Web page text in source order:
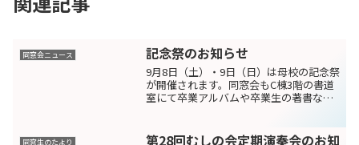
同窓会ニュース 記念祭のお知らせ
9月8日（土）・9日（日）は母校の記念祭
が開催されます。同窓会もC棟3階の書道
室にて卒業アルバムや卒業生の著書など
たします。豊泳会は今年発足60周年で、
同窓生のたより
第28回むしの会定期演奏会のお知